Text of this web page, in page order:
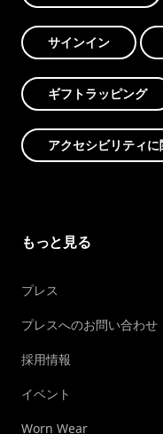
サインイン
ギフトラッピング
アクセシビリティ
もっと見る
プレス
プレスへのお問い合わせ
採用情報
イベント
Worn Wear